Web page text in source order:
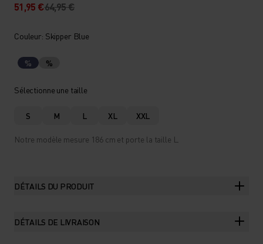
51,95 €64,95 €
Couleur: Skipper Blue
% %
Sélectionne une taille
S M L XL XXL
Notre modèle mesure 186 cm et porte la taille L.
DÉTAILS DU PRODUIT
DÉTAILS DE LIVRAISON